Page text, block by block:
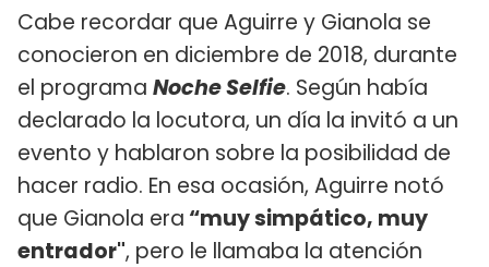
Cabe recordar que Aguirre y Gianola se
conocieron en diciembre de 2018, durante
el programa Noche Selfie. Según había
declarado la locutora, un día la invitó a un
evento y hablaron sobre la posibilidad de
hacer radio. En esa ocasión, Aguirre notó
que Gianola era “muy simpático, muy
entrador", pero le llamaba la atención